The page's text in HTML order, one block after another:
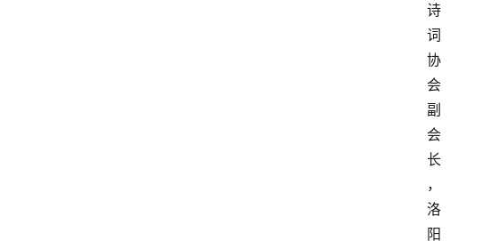
诗
词
协
会
副
会
长
，
洛
阳